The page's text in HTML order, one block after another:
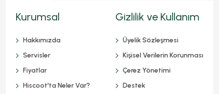
Kurumsal
Hakkımızda
Servisler
Fiyatlar
Hiscoot'ta Neler Var?
Gizlilik ve Kullanım
Üyelik Sözleşmesi
Kişisel Verilerin Korunması
Çerez Yönetimi
Destek